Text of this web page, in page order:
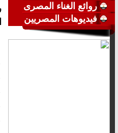
روائع الغناء المصرى
فيديوهات المصريين